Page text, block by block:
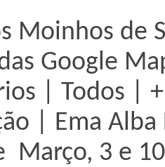
Moinhos de
Google
| Todos |
| Ema
Março, 3 e